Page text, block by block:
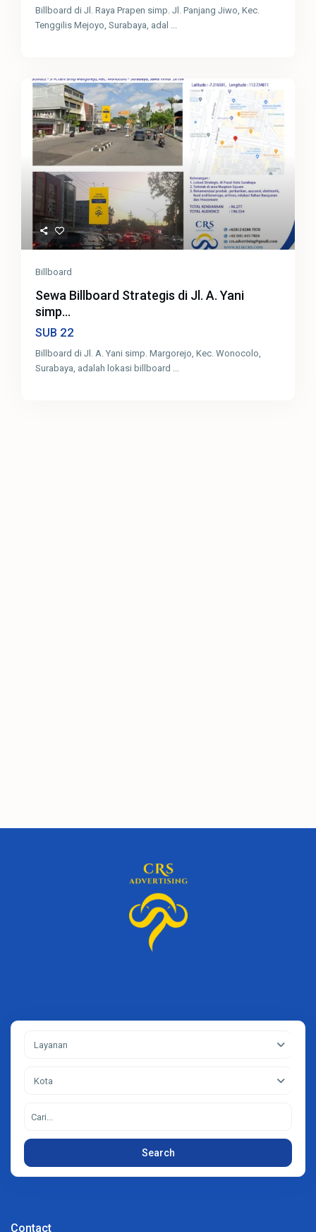
Billboard di Jl. Raya Prapen simp. Jl. Panjang Jiwo, Kec.
Tenggilis Mejoyo, Surabaya, adal
Billboard
Sewa Billboard Strategis di Jl. A. Yani
simp...
SUB 22
Billboard di Jl. A. Yani simp. Margorejo, Kec. Wonocolo,
Surabaya, adalah lokasi billboard ...
Layanan
Kota
Search
Contact